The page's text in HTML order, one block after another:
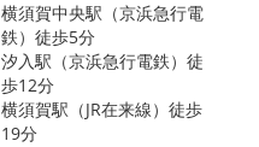
横須賀中央駅（京浜急行電
鉄）徒歩5分
汐入駅（京浜急行電鉄）徒
歩12分
横須賀駅（JR在来線）徒歩
19分